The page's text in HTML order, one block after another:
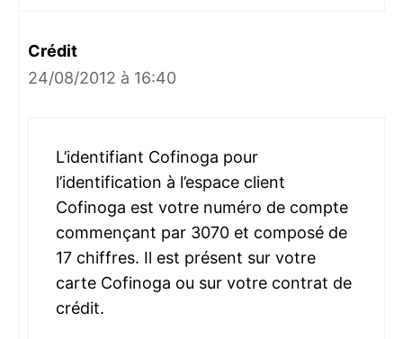
Crédit
24/08/2012 à 16:40
L’identifiant Cofinoga pour
l’identification à l’espace client
Cofinoga est votre numéro de compte
commençant par 3070 et composé de
17 chiffres. Il est présent sur votre
carte Cofinoga ou sur votre contrat de
crédit.